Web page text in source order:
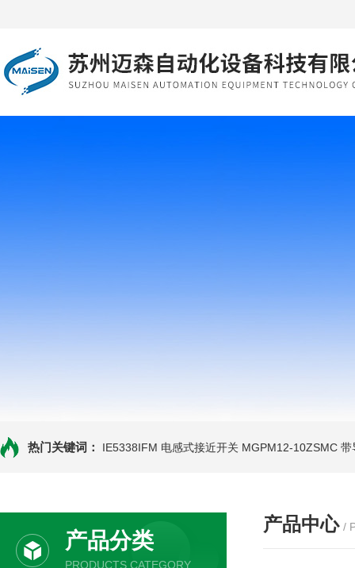
热门关键词： IE5338IFM 电感式接近开关 MGPM12-10ZSMC 带
产品分类
PRODUCTS CATEGORY
产品中心 /